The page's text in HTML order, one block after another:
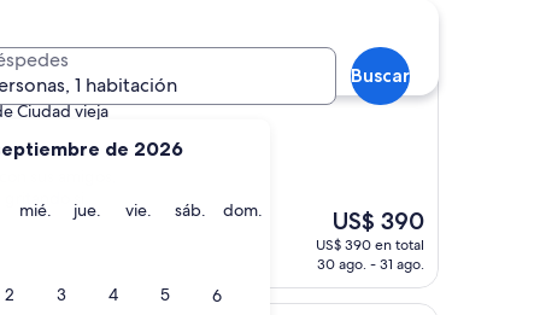
de 2026
martes
mié. miércoles
jue. jueves
vie. viernes
sáb. sábado
dom.
2 3 4 5 6
1 habitación
Buscar
Ciudad vieja
El
precio
actual
de
US$ 390
US$ 390 en total
30 ago. - 31 ago.